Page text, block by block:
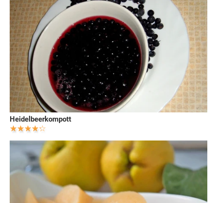
Heidelbeerkompott